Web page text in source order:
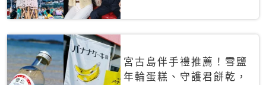
宮古島伴手禮推薦！雪鹽
年輪蛋糕、守護君餅乾，